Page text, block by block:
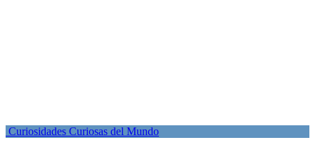
Curiosidades Curiosas del Mundo